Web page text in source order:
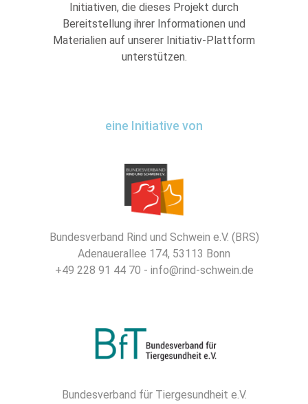
Initiativen, die dieses Projekt durch
Bereitstellung ihrer Informationen und
Materialien auf unserer Initiativ-Plattform
unterstützen.
eine Initiative von
Bundesverband Rind und Schwein e.V. (BRS)
Adenauerallee 174, 53113 Bonn
+49 228 91 44 70 - info@rind-schwein.de
Bundesverband für Tiergesundheit e.V.